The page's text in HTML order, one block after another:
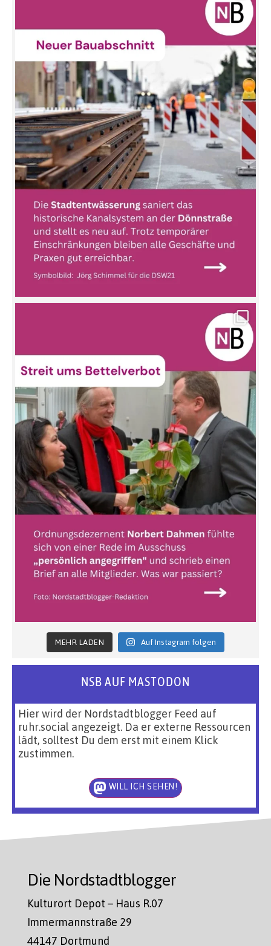
MEHR LADEN Auf Instagram folgen
NSB AUF MASTODON
Hier wird der Nordstadtblogger Feed auf
ruhr.social angezeigt. Da er externe Ressourcen
lädt, solltest Du dem erst mit einem Klick
zustimmen.
WILL ICH SEHEN!
Die Nordstadtblogger
Kulturort Depot – Haus R.07
Immermannstraße 29
44147 Dortmund